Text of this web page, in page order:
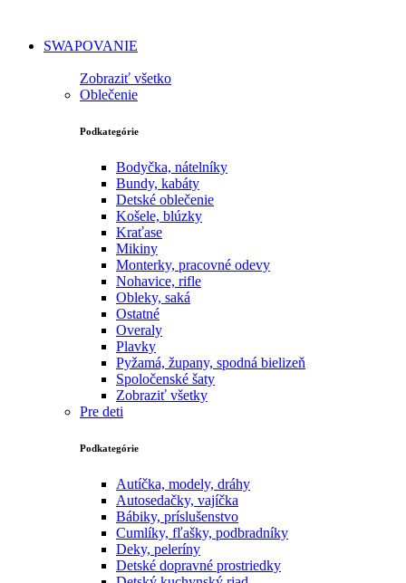
SWAPOVANIE
Zobraziť všetko
Oblečenie
Podkategórie
Bodyčka, nátelníky
Bundy, kabáty
Detské oblečenie
Košele, blúzky
Kraťase
Mikiny
Monterky, pracovné odevy
Nohavice, rifle
Obleky, saká
Ostatné
Overaly
Plavky
Pyžamá, župany, spodná bielizeň
Spoločenské šaty
Zobraziť všetky
Pre deti
Podkategórie
Autíčka, modely, dráhy
Autosedačky, vajíčka
Bábiky, príslušenstvo
Cumlíky, fľašky, podbradníky
Deky, peleríny
Detské dopravné prostriedky